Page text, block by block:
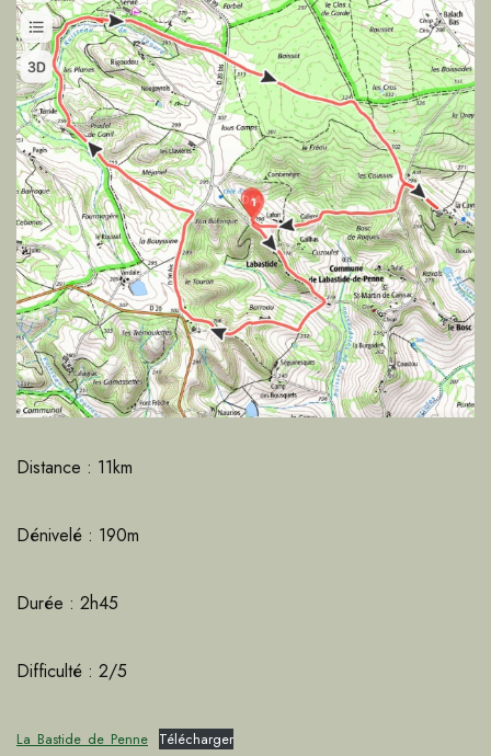
Distance : 11km
Dénivelé : 190m
Durée : 2h45
Difficulté : 2/5
La_Bastide_de_Penne Télécharger